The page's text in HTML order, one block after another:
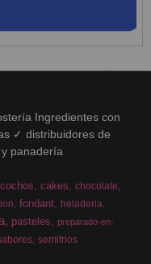
Ingredientes con
✓ distribuidores de
panadería
cakes chocolate
fondant
heladeria
pasteles
preparado-en-
semifrios